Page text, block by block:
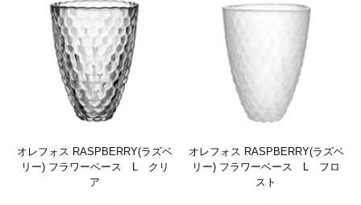
オレフォス RASPBERRY(ラズベ
リー) フラワーベース L クリ
ア
オレフォス RASPBERRY(ラズベ
リー) フラワーベース L フロ
スト